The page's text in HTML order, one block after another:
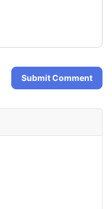
Submit Comment